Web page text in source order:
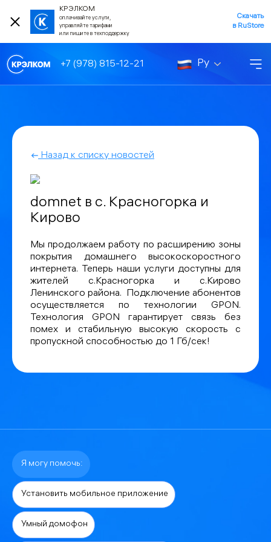
КРЭЛКОМ
оплачивайте услуги,
управляйте тарифами
или пишите в техподдержку
Скачать
в RuStore
+7 (978) 815-12-21 Ру
Назад к списку новостей
domnet в с. Красногорка и
Кирово
Мы продолжаем работу по расширению зоны
покрытия домашнего высокоскоростного
интернета. Теперь наши услуги доступны для
жителей с.Красногорка и с.Кирово
Ленинского района. Подключение абонентов
осуществляется по технологии GPON.
Технология GPON гарантирует связь без
помех и стабильную высокую скорость с
пропускной способностью до 1 Гб/сек!
Я могу помочь:
Установить мобильное приложение
Умный домофон